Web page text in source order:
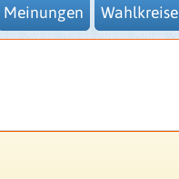
Meinungen Wahlkreise